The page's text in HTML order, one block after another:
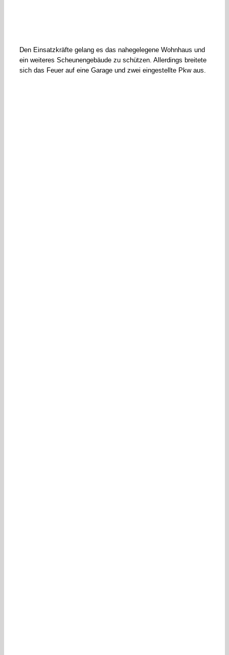
Den Einsatzkräfte gelang es das nahegelegene Wohnhaus und
ein weiteres Scheunengebäude zu schützen. Allerdings breitete
sich das Feuer auf eine Garage und zwei eingestellte Pkw aus.